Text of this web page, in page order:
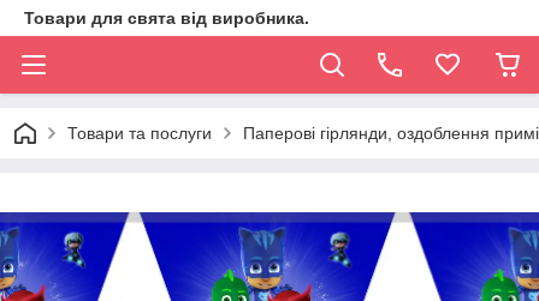
Товари для свята від виробника.
Товари та послуги Паперові гірлянди, оздоблення